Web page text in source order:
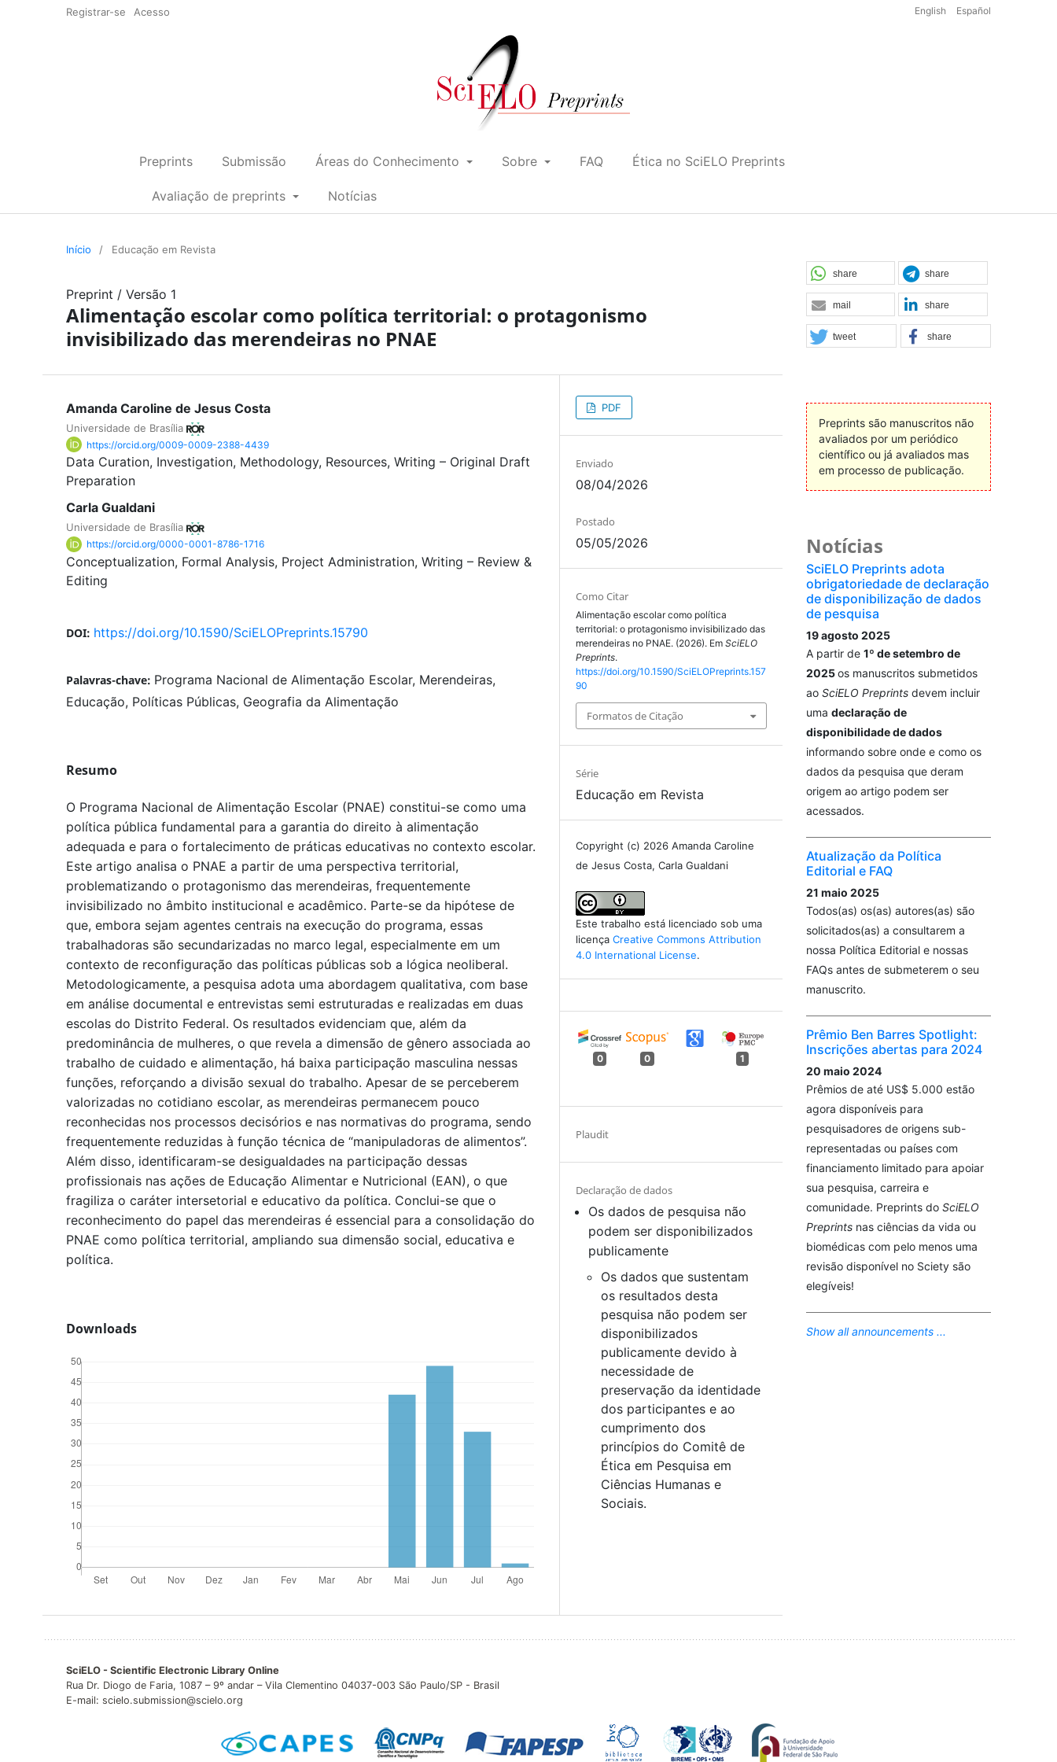
Registrar-se Acesso English Español
Preprints Submissão Áreas do Conhecimento Sobre FAQ Ética no SciELO Preprints
Avaliação de preprints Notícias
Início / Educação em Revista
Preprint / Versão 1
Alimentação escolar como política territorial: o protagonismo
invisibilizado das merendeiras no PNAE
Amanda Caroline de Jesus Costa
Universidade de Brasília
https://orcid.org/0009-0009-2388-4439
Data Curation Investigation Methodology Resources Writing – Original Draft
Preparation
Carla Gualdani
Universidade de Brasília
https://orcid.org/0000-0001-8786-1716
Conceptualization Formal Analysis Project Administration Writing – Review &
Editing
DOI: https://doi.org/10.1590/SciELOPreprints.15790
Palavras-chave: Programa Nacional de Alimentação Escolar, Merendeiras,
Educação, Políticas Públicas, Geografia da Alimentação
Resumo
O Programa Nacional de Alimentação Escolar (PNAE) constitui-se como uma
política pública fundamental para a garantia do direito à alimentação
adequada e para o fortalecimento de práticas educativas no contexto escolar.
Este artigo analisa o PNAE a partir de uma perspectiva territorial,
problematizando o protagonismo das merendeiras, frequentemente
invisibilizado no âmbito institucional e acadêmico. Parte-se da hipótese de
que, embora sejam agentes centrais na execução do programa, essas
trabalhadoras são secundarizadas no marco legal, especialmente em um
contexto de reconfiguração das políticas públicas sob a lógica neoliberal.
Metodologicamente, a pesquisa adota uma abordagem qualitativa, com base
em análise documental e entrevistas semi estruturadas e realizadas em duas
escolas do Distrito Federal. Os resultados evidenciam que, além da
predominância de mulheres, o que revela a dimensão de gênero associada ao
trabalho de cuidado e alimentação, há baixa participação masculina nessas
funções, reforçando a divisão sexual do trabalho. Apesar de se perceberem
valorizadas no cotidiano escolar, as merendeiras permanecem pouco
reconhecidas nos processos decisórios e nas normativas do programa, sendo
frequentemente reduzidas à função técnica de “manipuladoras de alimentos”.
Além disso, identificaram-se desigualdades na participação dessas
profissionais nas ações de Educação Alimentar e Nutricional (EAN), o que
fragiliza o caráter intersetorial e educativo da política. Conclui-se que o
reconhecimento do papel das merendeiras é essencial para a consolidação do
PNAE como política territorial, ampliando sua dimensão social, educativa e
política.
Downloads
PDF
Enviado
08/04/2026
Postado
05/05/2026
Como Citar
Alimentação escolar como política
territorial: o protagonismo invisibilizado das
merendeiras no PNAE. (2026). EmSciELO
Preprints.
https://doi.org/10.1590/SciELOPreprints.157
90
Formatos de Citação
Série
Educação em Revista
Copyright (c) 2026 Amanda Caroline
de Jesus Costa, Carla Gualdani
Este trabalho está licenciado sob uma
licençaCreative Commons Attribution
4.0 International License.
0 0 1
Plaudit
Declaração de dados
Os dados de pesquisa não
podem ser disponibilizados
publicamente
Os dados que sustentam
os resultados desta
pesquisa não podem ser
disponibilizados
publicamente devido à
necessidade de
preservação da identidade
dos participantes e ao
cumprimento dos
princípios do Comitê de
Ética em Pesquisa em
Ciências Humanas e
Sociais.
share share
mail share
tweet share
Preprints são manuscritos não
avaliados por um periódico
científico ou já avaliados mas
em processo de publicação.
Notícias
SciELO Preprints adota
obrigatoriedade de declaração
de disponibilização de dados
de pesquisa
19 agosto 2025
A partir de 1º de setembro de
2025os manuscritos submetidos
ao SciELO Preprintsdevem incluir
uma declaração de
disponibilidade de dados
informando sobre onde e como os
dados da pesquisa que deram
origem ao artigo podem ser
acessados.
Atualização da Política
Editorial e FAQ
21 maio 2025
Todos(as) os(as) autores(as) são
solicitados(as) a consultarem a
nossa Política Editorial e nossas
FAQs antes de submeterem o seu
manuscrito.
Prêmio Ben Barres Spotlight:
Inscrições abertas para 2024
20 maio 2024
Prêmios de até US$ 5.000 estão
agora disponíveis para
pesquisadores de origens sub-
representadas ou países com
financiamento limitado para apoiar
sua pesquisa, carreira e
comunidade. Preprints do SciELO
Preprintsnas ciências da vida ou
biomédicas com pelo menos uma
revisão disponível no Sciety são
elegíveis!
Show all announcements ...
SciELO - Scientific Electronic Library Online
Rua Dr. Diogo de Faria, 1087 – 9º andar – Vila Clementino 04037-003 São Paulo/SP - Brasil
E-mail: scielo.submission@scielo.org